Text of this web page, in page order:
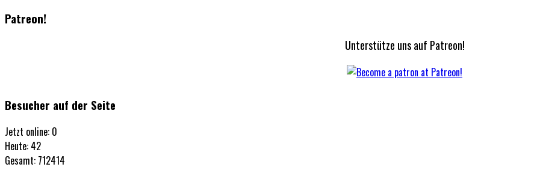
Patreon!
Unterstütze uns auf Patreon!
Besucher auf der Seite
Jetzt online: 0
Heute: 42
Gesamt: 712414